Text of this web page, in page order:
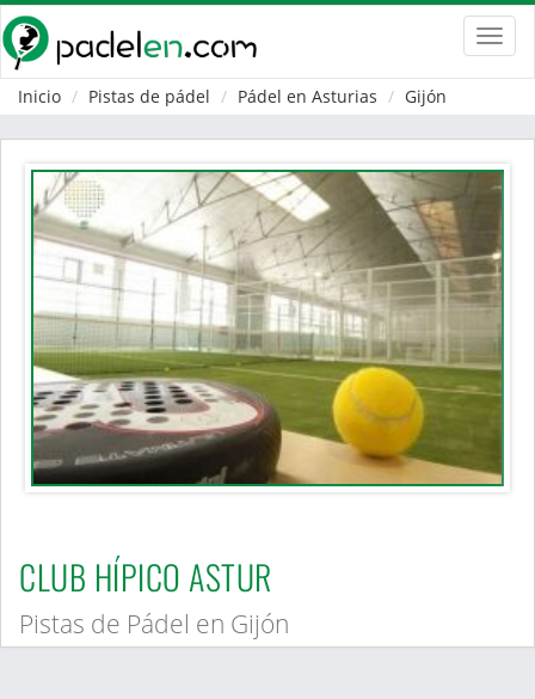
Inicio
Pistas de pádel Pádel en Asturias Gijón
CLUB HÍPICO ASTUR
Pistas de Pádel en Gijón